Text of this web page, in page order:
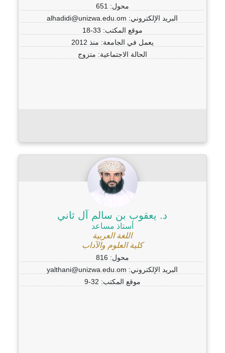
محول: 651
البريد الإلكتروني: alhadidi@unizwa.edu.om
موقع المكتب: 33-18
يعمل في الجامعة: منذ 2012
الحالة الاجتماعية: متزوج
د. يعقوب بن سالم آل ثاني
أستاذ مساعد
اللغة العربية
كلية العلوم والآداب
محول: 816
البريد الإلكتروني: yalthani@unizwa.edu.om
موقع المكتب: 32-9